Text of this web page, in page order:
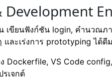
Development
เขียนฟังก์ชัน login, คำนวณ
ละเร่งการ prototyping ได้ดี
Dockerfile, VS Code
เจกต์